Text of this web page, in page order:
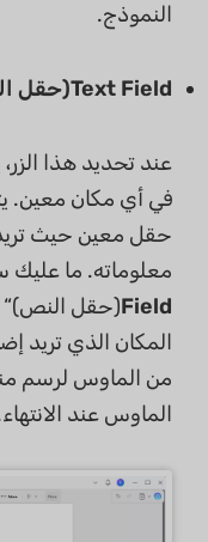
النموذج.
Text Field(حقل النص)
عند تحديد هذا
في أي مكان معين.
حقل معين حيث
معلوماته. ما عليك
Field(حقل النص)“
المكان الذي تريد
من الماوس لرسم
الماوس عند